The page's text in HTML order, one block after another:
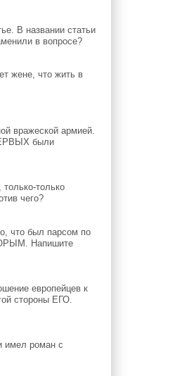
В названии статьи
в вопросе?
жене, что жить в
вражеской армией.
были
только
чего?
что был парсом по
Напишите
европейцев к
стороны ЕГО.
имел роман с